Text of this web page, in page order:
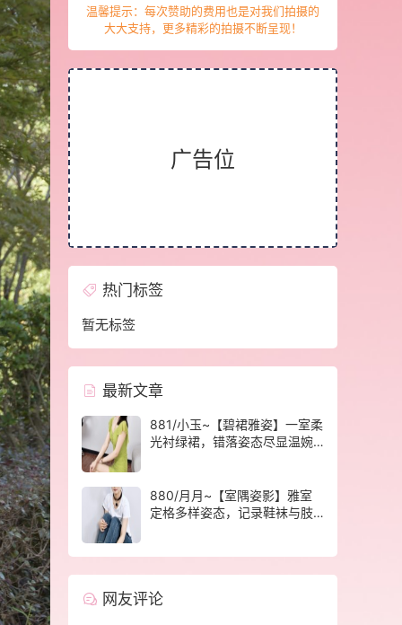
温馨提示：每次赞助的费用也是对我们拍摄的
大大支持，更多精彩的拍摄不断呈现！
广告位
热门标签
暂无标签
最新文章
881/小玉~【碧裙雅姿】一室柔
光衬绿裙，错落姿态尽显温婉
880/月月~【室隅姿影】雅室
定格多样姿态，记录鞋袜与肢
网友评论